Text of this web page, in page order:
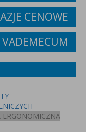
CENOWE
VADEMECUM
ERGONOMICZNA